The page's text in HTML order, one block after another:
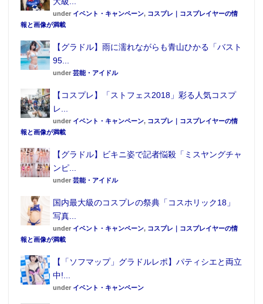
under イベント・キャンペーン, コスプレ｜コスプレイヤーの情
報と画像が満載
【グラドル】雨に濡れながらも青山ひかる「バスト
95...
under 芸能・アイドル
【コスプレ】「ストフェス2018」彩る人気コスプ
レ...
under イベント・キャンペーン, コスプレ｜コスプレイヤーの情
報と画像が満載
【グラドル】ビキニ姿で記者悩殺「ミスヤングチャ
ンピ...
under 芸能・アイドル
国内最大級のコスプレの祭典「コスホリック18」
写真...
under イベント・キャンペーン, コスプレ｜コスプレイヤーの情
報と画像が満載
【「ソフマップ」グラドルレポ】パティシエと両立
中!...
under イベント・キャンペーン